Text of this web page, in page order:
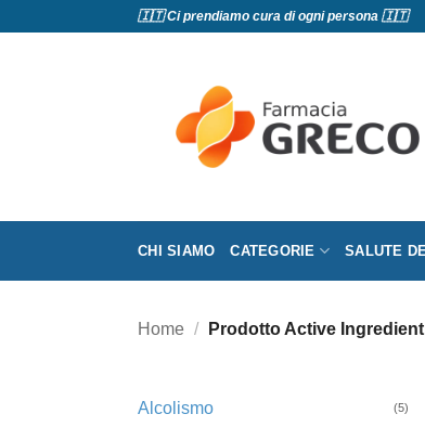
🇮🇹 Ci prendiamo cura di ogni persona 🇮🇹
CHI SIAMO CATEGORIE SALUTE
Home / Prodotto Active Ingredient
Alcolismo (5)